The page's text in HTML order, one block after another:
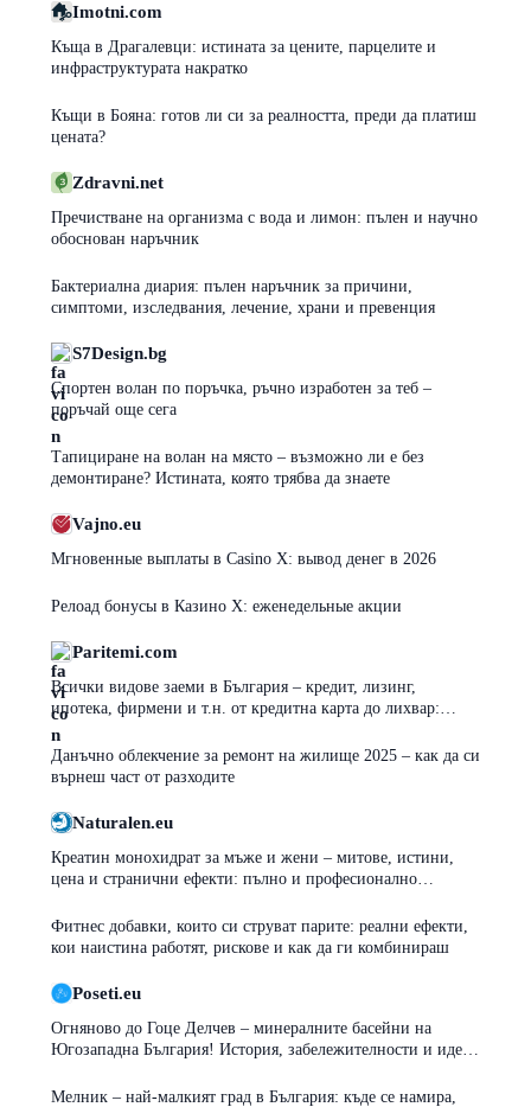
Imotni.com
Къща в Драгалевци: истината за цените, парцелите и
инфраструктурата накратко
Къщи в Бояна: готов ли си за реалността, преди да платиш
цената?
Zdravni.net
Пречистване на организма с вода и лимон: пълен и научно
обоснован наръчник
Бактериална диария: пълен наръчник за причини,
симптоми, изследвания, лечение, храни и превенция
S7Design.bg
Спортен волан по поръчка, ръчно изработен за теб –
поръчай още сега
Тапициране на волан на място – възможно ли е без
демонтиране? Истината, която трябва да знаете
Vajno.eu
Мгновенные выплаты в Casino X: вывод денег в 2026
Релоад бонусы в Казино Х: еженедельные акции
Paritemi.com
Всички видове заеми в България – кредит, лизинг,
ипотека, фирмени и т.н. от кредитна карта до лихвар:
плюсове, минуси и капани
Данъчно облекчение за ремонт на жилище 2025 – как да си
върнеш част от разходите
Naturalen.eu
Креатин монохидрат за мъже и жени – митове, истини,
цена и странични ефекти: пълно и професионално
Фитнес добавки, които си струват парите: реални ефекти,
кои наистина работят, рискове и как да ги комбинираш
Poseti.eu
Огняново до Гоце Делчев – минералните басейни на
Югозападна България! История, забележителности и идеи
Мелник – най-малкият град в България: къде се намира,